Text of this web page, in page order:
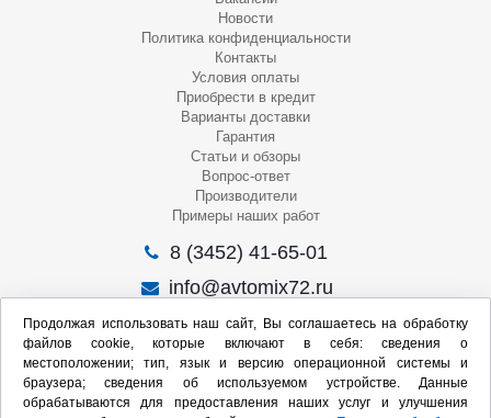
Новости
Политика конфиденциальности
Контакты
Условия оплаты
Приобрести в кредит
Варианты доставки
Гарантия
Статьи и обзоры
Вопрос-ответ
Производители
Примеры наших работ
8 (3452) 41-65-01
info@avtomix72.ru
г. Тюмень, ул. 50 лет Октября, 120
Пн-Пт
: 09:00 – 19:00
Сб: 10:00 – 17:00
Вс: Выходной
Продолжая использовать наш сайт, Вы соглашаетесь на обработку
файлов cookie, которые включают в себя: сведения о
местоположении; тип, язык и версию операционной системы и
браузера; сведения об используемом устройстве. Данные
обрабатываются для предоставления наших услуг и улучшения